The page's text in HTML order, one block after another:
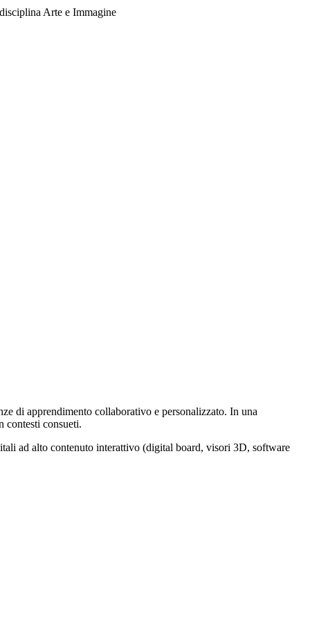
Arte e Immagine
di apprendimento collaborativo e personalizzato. In una
contesti consueti.
ad alto contenuto interattivo (digital board, visori 3D, software